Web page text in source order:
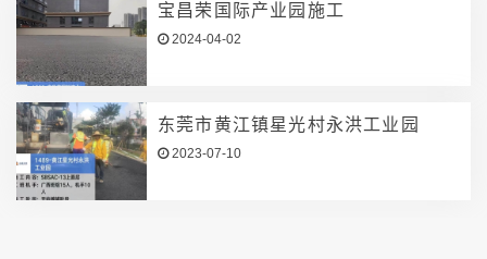
宝昌荣国际产业园施工
2024-04-02
东莞市黄江镇星光村永洪工业园
2023-07-10